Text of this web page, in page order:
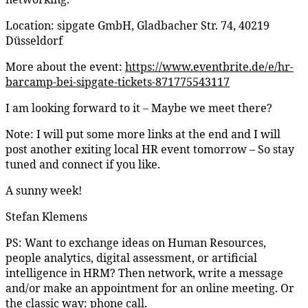
Location: sipgate GmbH, Gladbacher Str. 74, 40219
Düsseldorf
More about the event: https://www.eventbrite.de/e/hr-
barcamp-bei-sipgate-tickets-871775543117
I am looking forward to it – Maybe we meet there?
Note: I will put some more links at the end and I will
post another exiting local HR event tomorrow – So stay
tuned and connect if you like.
A sunny week!
Stefan Klemens
PS: Want to exchange ideas on Human Resources,
people analytics, digital assessment, or artificial
intelligence in HRM? Then network, write a message
and/or make an appointment for an online meeting. Or
the classic way: phone call.